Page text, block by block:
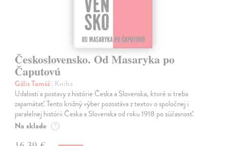
Československo. Od Masaryka po
Čaputovú
Gális Tomáš| Kniha
Udalosti a postavy z histórie Česka a Slovenska, ktoré si treba
zapamätať. Tento knižný výber pozostáva z textov o spoločnej i
paralelnej histórii Česka a Slovenska od roku 1918 po súčasnosť.
Na sklade ?